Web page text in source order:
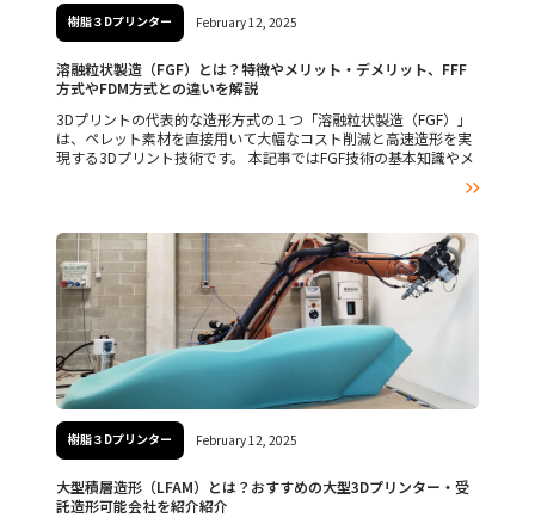
樹脂３Dプリンター February 12, 2025
溶融粒状製造（FGF）とは？特徴やメリット・デメリット、FFF
方式やFDM方式との違いを解説
3Dプリントの代表的な造形方式の１つ「溶融粒状製造（FGF）」
は、ペレット素材を直接用いて大幅なコスト削減と高速造形を実
現する3Dプリント技術です。 本記事ではFGF技術の基本知識やメ

樹脂３Dプリンター February 12, 2025
大型積層造形（LFAM）とは？おすすめの大型3Dプリンター・受
託造形可能会社を紹介紹介